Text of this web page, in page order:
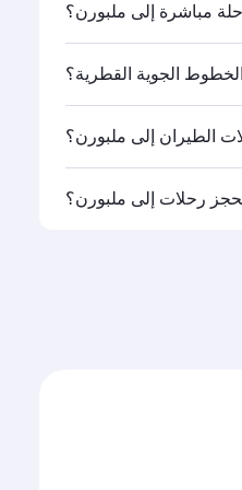
مباشرة إلى ملبورن؟
الجوية القطرية؟
رحلات ربط سلسة ومريحة في مطار حمد
الطيران إلى ملبورن؟
متن درجة رجال الأعمال
رحلات إلى ملبورن؟